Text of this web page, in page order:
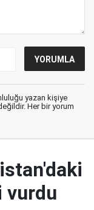
yazan kişiye
Her bir yorum
vurdu